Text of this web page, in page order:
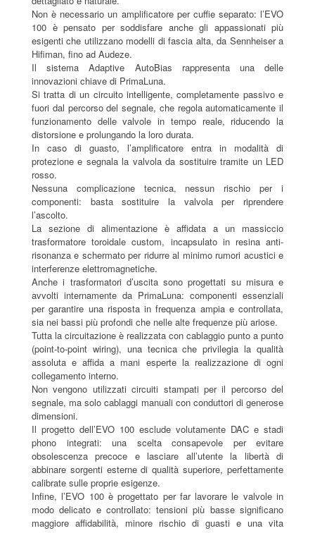
Non è necessario un amplificatore per cuffie separato: l’EVO
100 è pensato per soddisfare anche gli appassionati più
esigenti che utilizzano modelli di fascia alta, da Sennheiser a
Hifiman, fino ad Audeze.
Il sistema Adaptive AutoBias rappresenta una delle
innovazioni chiave di PrimaLuna.
Si tratta di un circuito intelligente, completamente passivo e
fuori dal percorso del segnale, che regola automaticamente il
funzionamento delle valvole in tempo reale, riducendo la
distorsione e prolungando la loro durata.
In caso di guasto, l’amplificatore entra in modalità di
protezione e segnala la valvola da sostituire tramite un LED
rosso.
Nessuna complicazione tecnica, nessun rischio per i
componenti: basta sostituire la valvola per riprendere
l’ascolto.
La sezione di alimentazione è affidata a un massiccio
trasformatore toroidale custom, incapsulato in resina anti-
risonanza e schermato per ridurre al minimo rumori acustici e
interferenze elettromagnetiche.
Anche i trasformatori d’uscita sono progettati su misura e
avvolti internamente da PrimaLuna: componenti essenziali
per garantire una risposta in frequenza ampia e controllata,
sia nei bassi più profondi che nelle alte frequenze più ariose.
Tutta la circuitazione è realizzata con cablaggio punto a punto
(point-to-point wiring), una tecnica che privilegia la qualità
assoluta e affida a mani esperte la realizzazione di ogni
collegamento interno.
Non vengono utilizzati circuiti stampati per il percorso del
segnale, ma solo cablaggi manuali con conduttori di generose
dimensioni.
Il progetto dell’EVO 100 esclude volutamente DAC e stadi
phono integrati: una scelta consapevole per evitare
obsolescenza precoce e lasciare all’utente la libertà di
abbinare sorgenti esterne di qualità superiore, perfettamente
calibrate sulle proprie esigenze.
Infine, l’EVO 100 è progettato per far lavorare le valvole in
modo delicato e controllato: tensioni più basse significano
maggiore affidabilità, minore rischio di guasti e una vita